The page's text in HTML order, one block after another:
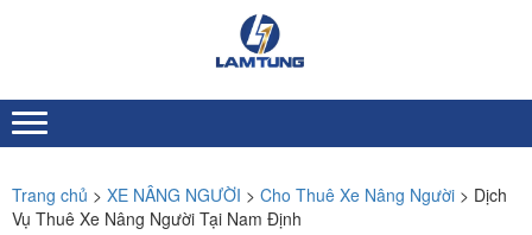
NÂNG
NGƯỜI
LÂM
TÙNG
toàn quốc
Trang chủ > XE NÂNG NGƯỜI > Cho Thuê Xe Nâng Người > Dịch
Vụ Thuê Xe Nâng Người Tại Nam Định